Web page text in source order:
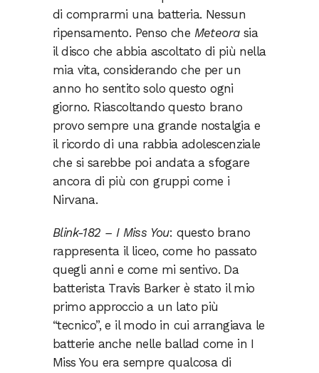
di comprarmi una batteria. Nessun
ripensamento. Penso che Meteorasia
il disco che abbia ascoltato di più nella
mia vita, considerando che per un
anno ho sentito solo questo ogni
giorno. Riascoltando questo brano
provo sempre una grande nostalgia e
il ricordo di una rabbia adolescenziale
che si sarebbe poi andata a sfogare
ancora di più con gruppi come i
Nirvana.
Blink-182 – I Miss You: questo brano
rappresenta il liceo, come ho passato
quegli anni e come mi sentivo. Da
batterista Travis Barker è stato il mio
primo approccio a un lato più
“tecnico”, e il modo in cui arrangiava le
batterie anche nelle ballad come in I
Miss You era sempre qualcosa di